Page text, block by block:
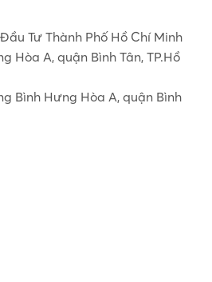
Tư Thành Phố Hồ Chí Minh
Hòa A, quận Bình Tân, TP.Hồ
Bình Hưng Hòa A, quận Bình